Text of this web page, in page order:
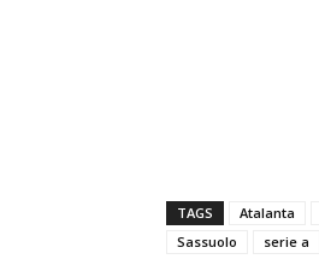
TAGS Atalanta
Sassuolo
serie a